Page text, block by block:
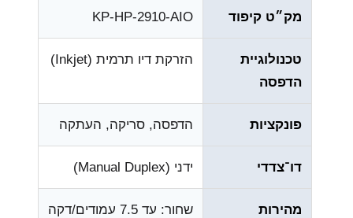
מק״ט קיפוד KP-HP-2910-AIO
טכנולוגיית
הדפסה
הזרקת דיו תרמית (Inkjet)
פונקציות הדפסה, סריקה, העתקה
דו־צדדי ידני (Manual Duplex)
מהירות
שחור: עד ‎7.5‎ עמודים/דקה